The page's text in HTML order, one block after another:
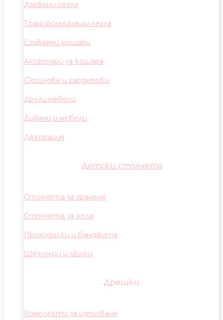
Дървени легла
Трансформиращи легла
Сгъваеми кошари
Аксесоари за кошара
Скринове и гардероби
Други мебели
Дивани и мебели
Декорация
Детски столчета
Столчета за хранене
Столчета за кола
Проходилки и бънджита
Шезлонзи и люлки
Дрешки
Комплекти за изписване